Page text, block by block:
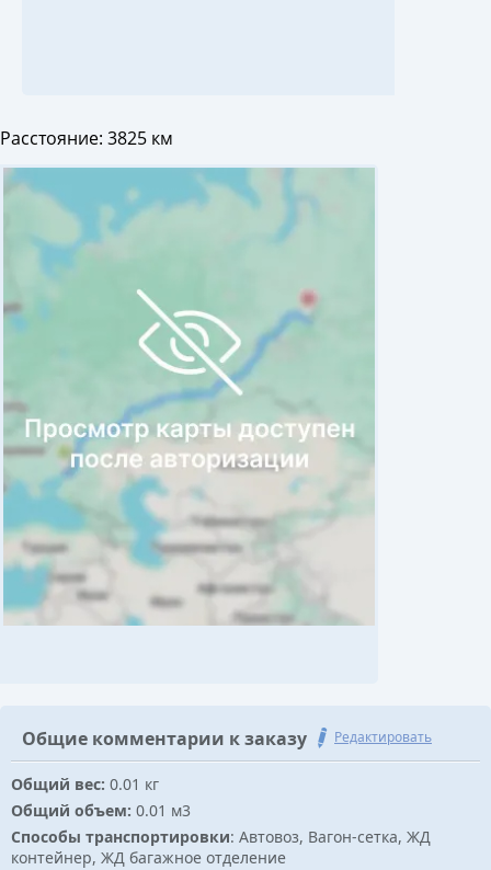
Расстояние: 3825 км
Общие комментарии к заказу Редактировать
Общий вес: 0.01 кг
Общий объем: 0.01 м3
Способы транспортировки: Автовоз, Вагон-сетка, ЖД
контейнер, ЖД багажное отделение